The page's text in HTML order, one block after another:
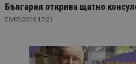
България открива щатно
08/05/2019 17:21